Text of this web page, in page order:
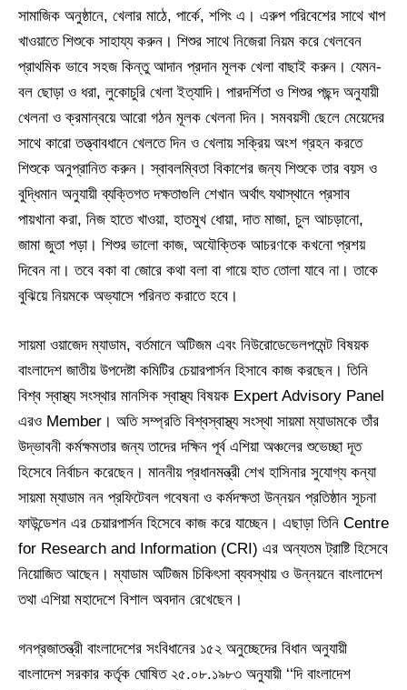
সামাজিক অনুষ্ঠানে, খেলার মাঠে, পার্কে, শপিং এ। এরুপ পরিবেশের সাথে খাপ
খাওয়াতে শিশুকে সাহায্য করুন। শিশুর সাথে নিজেরা নিয়ম করে খেলবেন
প্রাথমিক ভাবে সহজ কিন্তু আদান প্রদান মূলক খেলা বাছাই করুন। যেমন-
বল ছোড়া ও ধরা, লুকোচুরি খেলা ইত্যাদি। পারদর্শিতা ও শিশুর পছন্দ অনুযায়ী
খেলনা ও ক্রমান্বয়ে আরো গঠন মূলক খেলনা দিন। সমবয়সী ছেলে মেয়েদের
সাথে কারো তত্ত্বাবধানে খেলতে দিন ও খেলায় সক্রিয় অংশ গ্রহন করতে
শিশুকে অনুপ্রানিত করুন। স্বাবলম্বিতা বিকাশের জন্য শিশুকে তার বয়স ও
বুদ্ধিমান অনুযায়ী ব্যক্তিগত দক্ষতাগুলি শেখান অর্থাৎ যথাস্থানে প্রসাব
পায়খানা করা, নিজ হাতে খাওয়া, হাতমুখ ধোয়া, দাত মাজা, চুল আচড়ানো,
জামা জুতা পড়া। শিশুর ভালো কাজ, অযৌক্তিক আচরণকে কখনো প্রশয়
দিবেন না। তবে বকা বা জোরে কথা বলা বা গায়ে হাত তোলা যাবে না। তাকে
বুঝিয়ে নিয়মকে অভ্যাসে পরিনত করাতে হবে।
সায়মা ওয়াজেদ ম্যাডাম, বর্তমানে অটিজম এবং নিউরোডেভেলপমেন্ট বিষয়ক
বাংলাদেশ জাতীয় উপদেষ্টা কমিটির চেয়ারপার্সন হিসাবে কাজ করছেন। তিনি
বিশ্ব স্বাস্থ্য সংস্থার মানসিক স্বাস্থ্য বিষয়ক Expert Advisory Panel
এরও Member। অতি সম্প্রতি বিশ্বস্বাস্থ্য সংস্থা সায়মা ম্যাডামকে তাঁর
উদ্ভাবনী কর্মক্ষমতার জন্য তাদের দক্ষিন পূর্ব এশিয়া অঞ্চলের শুভেচ্ছা দূত
হিসেবে নির্বাচন করেছেন। মাননীয় প্রধানমন্ত্রী শেখ হাসিনার সুযোগ্য কন্যা
সায়মা ম্যাডাম নন প্রফিটেবল গবেষনা ও কর্মদক্ষতা উন্নয়ন প্রতিষ্ঠান সূচনা
ফাউন্ডেশন এর চেয়ারপার্সন হিসেবে কাজ করে যাচ্ছেন। এছাড়া তিনি Centre
for Research and Information (CRI) এর অন্যতম ট্রাষ্টি হিসেবে
নিয়োজিত আছেন। ম্যাডাম অটিজম চিকিৎসা ব্যবস্থায় ও উন্নয়নে বাংলাদেশ
তথা এশিয়া মহাদেশে বিশাল অবদান রেখেছেন।
গনপ্রজাতন্ত্রী বাংলাদেশের সংবিধানের ১৫২ অনুচ্ছেদের বিধান অনুযায়ী
বাংলাদেশ সরকার কর্তৃক ঘোষিত ২৫.০৮.১৯৮৩ অনুযায়ী ‘‘দি বাংলাদেশ